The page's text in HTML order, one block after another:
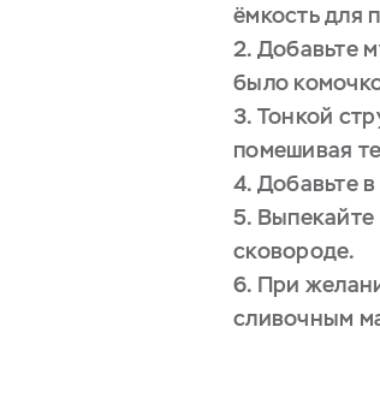
ёмкость для
Добавьте
было
Тонкой
помешивая
Добавьте
сковороде.
При
сливочным